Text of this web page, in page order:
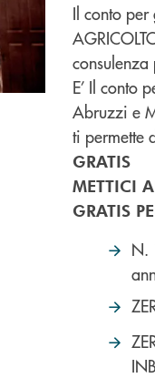
Il conto per
E’ Il conto
Abruzzi e
ti permette
GRATIS
METTICI
GRATIS
N.